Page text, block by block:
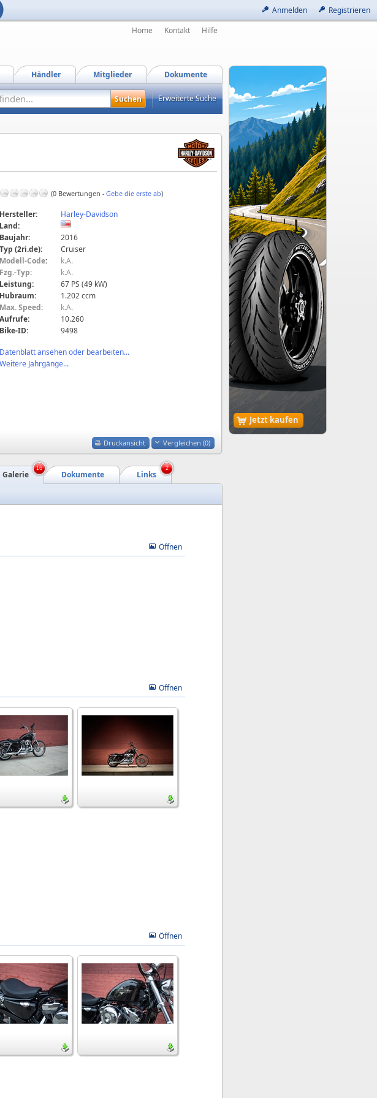
Anmelden Registrieren
Jetzt kaufen
Home Kontakt Hilfe
Dokumente
Mitglieder
Händler
Erweiterte Suche
(0 Bewertungen - Gebe die erste ab)
Hersteller:
Harley-Davidson
Land:
Baujahr:
2016
Typ (2ri.de):
Cruiser
Modell-Code:
k.A.
Fzg.-Typ:
k.A.
Leistung:
67 PS (49 kW)
Hubraum:
1.202 ccm
Max. Speed:
k.A.
Aufrufe:
10.260
Bike-ID:
9498
Datenblatt ansehen oder bearbeiten...
Weitere Jahrgänge...
Druckansicht Vergleichen (0)
Links
Dokumente
Galerie
16 2
Öffnen
Öffnen
Öffnen